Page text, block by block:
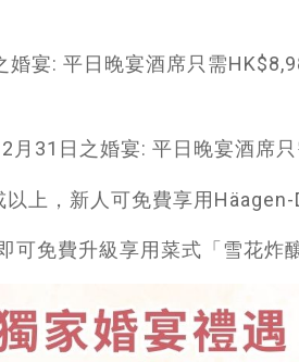
宴: 平日晚宴酒席只需
月31日之婚宴: 平日晚宴酒席
上，新人可免費享用
可免費升級享用菜式「雪花炸